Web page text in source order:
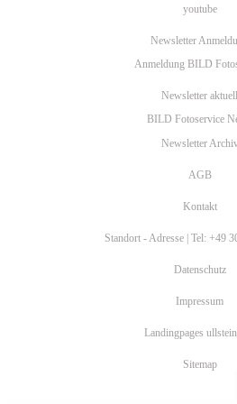
youtube
Newsletter
Anmeldung BILD
Newsletter aktuell
BILD Fotoservice
Newsletter
AGB
Kontakt
Standort - Adresse | Tel: +49
Datenschutz
Impressum
Landingpages
Sitemap